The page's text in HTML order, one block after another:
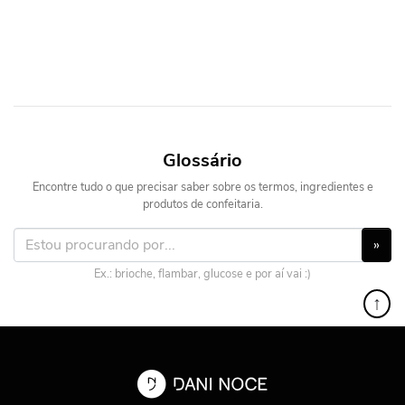
Glossário
Encontre tudo o que precisar saber sobre os termos, ingredientes e
produtos de confeitaria.
»
Ex.: brioche, flambar, glucose e por aí vai :)
↑